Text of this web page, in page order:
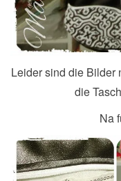
Leider sind die Bilder
die
Na